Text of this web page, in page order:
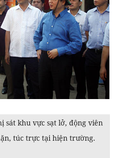
sát khu vực sạt lở, động viên
túc trực tại hiện trường.